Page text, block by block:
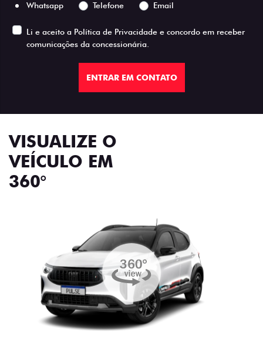
Whatsapp
Telefone Email
Li e aceito a Política de Privacidade e concordo em receber
comunicações da concessionária.
ENTRAR EM CONTATO
VISUALIZE O
VEÍCULO EM
360°